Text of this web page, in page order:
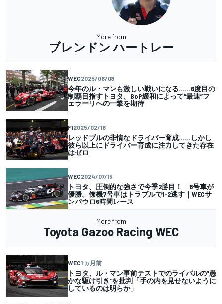
More from
ブレンドン ハートレー
WEC2025/06/08
今年のル・マンも激しい戦いになる……6度目の
制覇目指すトヨタ、BoP緩和によって“最速”フ
ェラーリへの一撃を期待
F12025/02/16
レッドブルの非情なドライバー育成……しかし
彼ら以上にドライバー育成に注力してきた存在
はゼロ
WEC2024/07/15
トヨタ、圧倒的な強さで今季2勝目！ 8号車が
優勝。僚機7号車はトラブルで1-2逃す｜WECサ
ンパウロ6時間レース
More from
Toyota Gazoo Racing WEC
WEC1 ヵ月前
トヨタ、ル・マン事前テストでのライバルの”愚
かな駆け引き”を批判「手の内を見せないように
しているのは明らか」